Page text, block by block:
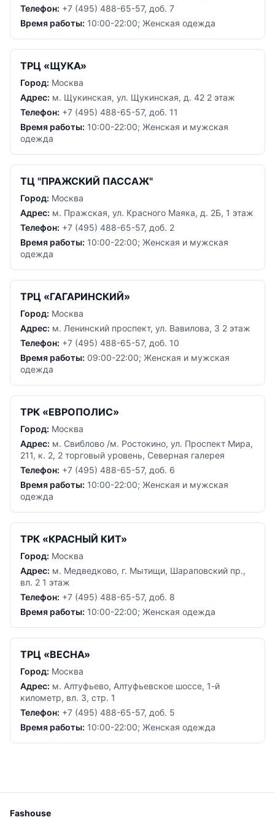
Телефон: +7 (495) 488-65-57, доб. 7
Время работы: 10:00-22:00; Женская одежда
ТРЦ «ЩУКА»
Город: Москва
Адрес: м. Щукинская, ул. Щукинская, д. 42 2 этаж
Телефон: +7 (495) 488-65-57, доб. 11
Время работы: 10:00-22:00; Женская и мужская
одежда
ТЦ "ПРАЖСКИЙ ПАССАЖ"
Город: Москва
Адрес: м. Пражская, ул. Красного Маяка, д. 2Б, 1 этаж
Телефон: +7 (495) 488-65-57, доб. 2
Время работы: 10:00-22:00; Женская и мужская
одежда
ТРЦ «ГАГАРИНСКИЙ»
Город: Москва
Адрес: м. Ленинский проспект, ул. Вавилова, 3 2 этаж
Телефон: +7 (495) 488-65-57, доб. 10
Время работы: 09:00-22:00; Женская и мужская
одежда
ТРК «ЕВРОПОЛИС»
Город: Москва
Адрес: м. Свиблово /м. Ростокино, ул. Проспект Мира,
211, к. 2, 2 торговый уровень, Северная галерея
Телефон: +7 (495) 488-65-57, доб. 6
Время работы: 10:00-22:00; Женская и мужская
одежда
ТРК «КРАСНЫЙ КИТ»
Город: Москва
Адрес: м. Медведково, г. Мытищи, Шараповский пр.,
вл. 2 1 этаж
Телефон: +7 (495) 488-65-57, доб. 8
Время работы: 10:00-22:00; Женская одежда
ТРЦ «ВЕСНА»
Город: Москва
Адрес: м. Алтуфьево, Алтуфьевское шоссе, 1-й
километр, вл. 3, стр. 1
Телефон: +7 (495) 488-65-57, доб. 5
Время работы: 10:00-22:00; Женская одежда
Fashouse